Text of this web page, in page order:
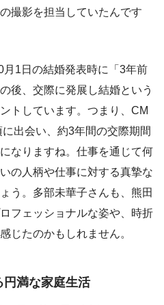
撮影を担当していたんです
1日の結婚発表時に「3年前
後、交際に発展し結婚という
トしています。つまり、CM
出会い、約3年間の交際期間
なりますね。仕事を通じて何
の人柄や仕事に対する真摯な
う。多部未華子さんも、熊田
フェッショナルな姿や、時折
じたのかもしれません。
円満な家庭生活